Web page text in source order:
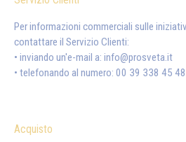
Per informazioni commerciali sulle
contattare il Servizio Clienti:
• inviando un'e-mail a: info@prosveta.it
• telefonando al numero: 00 39 338 45
Acquisto